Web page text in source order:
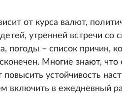
от курса валют,
утренней встречи со
погоды – список причин,
Многие знают, что
устойчивость
включить в ежедневный